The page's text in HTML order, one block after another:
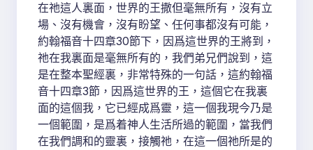
在祂這人裏面，世界的王撒但毫無所有，沒有立
場、沒有機會，沒有盼望、任何事都沒有可能，
約翰福音十四章30節下，因爲這世界的王將到，
祂在我裏面是毫無所有的，我們弟兄們說到，這
是在整本聖經裏，非常特殊的一句話，這約翰福
音十四章3節，因爲這世界的王，這個它在我裏
面的這個我，它已經成爲靈，這一個我現今乃是
一個範圍，是爲着神人生活所過的範圍，當我們
在我們調和的靈裏，接觸祂，在這一個祂所是的